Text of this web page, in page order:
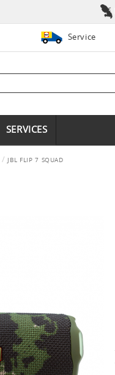
Service
SERVICES
JBL FLIP 7 SQUAD